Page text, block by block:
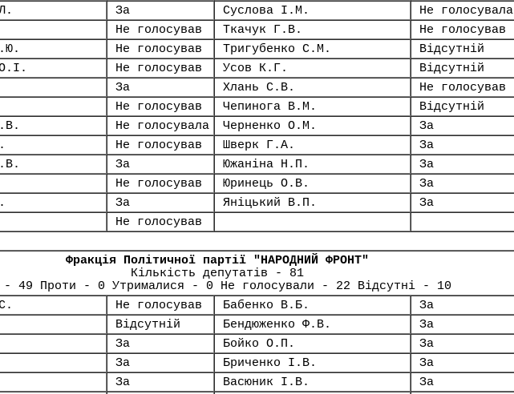
За Суслова І.М.
Не голосувала
Не голосував Ткачук Г.В.
Не голосував
Не голосував Тригубенко С.М.
Відсутній
Не голосував Усов К.Г.
Відсутній
За Хлань С.В.
Не голосував
Не голосував Чепинога В.М.
Відсутній
Не голосувала Черненко О.М.
За
Не голосував Шверк Г.А.
За
За Южаніна Н.П.
За
Не голосував Юринець О.В.
За
За Яніцький В.П.
За
Не голосував
Фракція Політичної партії "НАРОДНИЙ ФРОНТ"
Кількість депутатів - 81
- 49 Проти - 0 Утрималися - 0 Не голосували - 22 Відсутні - 10
Не голосував Бабенко В.Б.
За
Відсутній Бендюженко Ф.В.
За
За Бойко О.П.
За
За Бриченко І.В.
За
За Васюник І.В.
За